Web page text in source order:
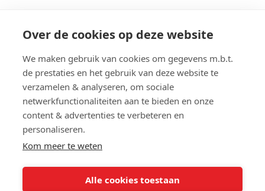
Karel Lodewijk Dierickxstraat 22
9000 Gent
Belgium
Navigation
Home
For rent
Contact
Over de cookies op deze website
We maken gebruik van cookies om gegevens m.b.t.
de prestaties en het gebruik van deze website te
verzamelen & analyseren, om sociale
netwerkfunctionaliteiten aan te bieden en onze
content & advertenties te verbeteren en
personaliseren.
Kom meer te weten
Alle cookies toestaan